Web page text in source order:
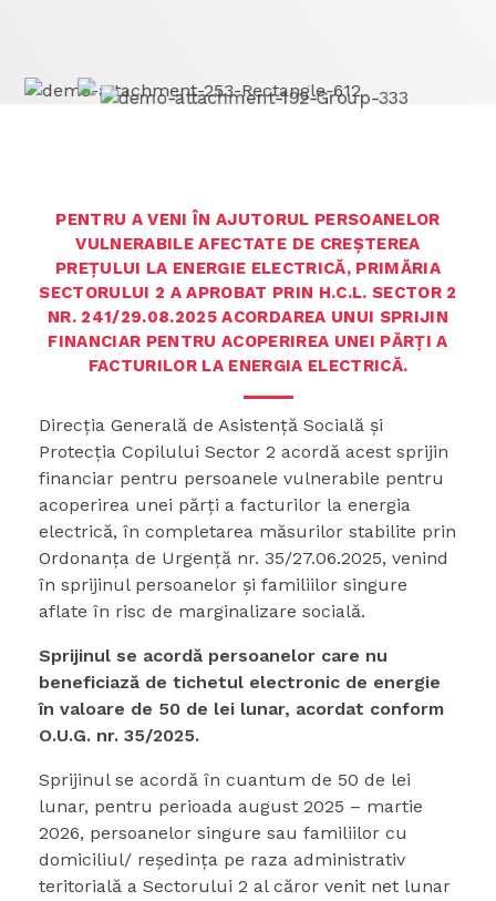
PENTRU A VENI ÎN AJUTORUL PERSOANELOR
VULNERABILE AFECTATE DE CREȘTEREA
PREȚULUI LA ENERGIE ELECTRICĂ, PRIMĂRIA
SECTORULUI 2 A APROBAT PRIN H.C.L. SECTOR 2
NR. 241/29.08.2025 ACORDAREA UNUI SPRIJIN
FINANCIAR PENTRU ACOPERIREA UNEI PĂRŢI A
FACTURILOR LA ENERGIA ELECTRICĂ.
Direcţia Generală de Asistenţă Socială şi
Protecţia Copilului Sector 2 acordă acest sprijin
financiar pentru persoanele vulnerabile pentru
acoperirea unei părţi a facturilor la energia
electrică, în completarea măsurilor stabilite prin
Ordonanţa de Urgenţă nr. 35/27.06.2025, venind
în sprijinul persoanelor şi familiilor singure
aflate în risc de marginalizare socială.
Sprijinul se acordă persoanelor care nu
beneficiază de tichetul electronic de energie
în valoare de 50 de lei lunar, acordat conform
O.U.G. nr. 35/2025.
Sprijinul se acordă în cuantum de 50 de lei
lunar, pentru perioada august 2025 – martie
2026, persoanelor singure sau familiilor cu
domiciliul/ reşedinţa pe raza administrativ
teritorială a Sectorului 2 al căror venit net lunar